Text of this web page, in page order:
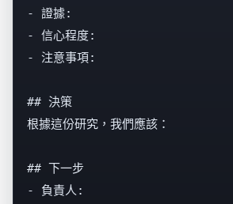
- 證據:
- 信心程度:
- 注意事項:
## 決策
根據這份研究，我們應該：
## 下一步
- 負責人: